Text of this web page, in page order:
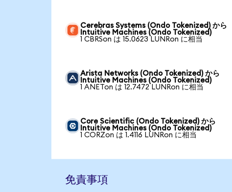
Cerebras Systems (Ondo Tokenized) から
Intuitive Machines (Ondo Tokenized)
1 CBRSon は 15.0623 LUNRon に相当
Arista Networks (Ondo Tokenized) から
Intuitive Machines (Ondo Tokenized)
1 ANETon は 12.7472 LUNRon に相当
Core Scientific (Ondo Tokenized) から
Intuitive Machines (Ondo Tokenized)
1 CORZon は 1.4116 LUNRon に相当
免責事項